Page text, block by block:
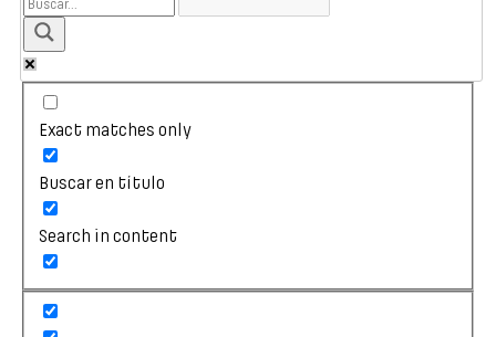
Exact matches only
Buscar en título
Search in content